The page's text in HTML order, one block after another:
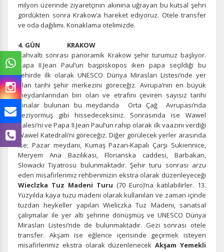
milyon üzerinde ziyaretçinin akınına uğrayan bu kutsal şehri
gördükten sonra Krakow’a hareket ediyoruz. Otele transfer
ve oda dağılımı. Konaklama otelimizde.
4. GÜN KRAKOW
Kahvaltı sonrası panoramik Krakow şehir turumuz başlıyor.
Papa II.Jean Paul’un başpiskopos iken papa seçildiği bu
şehirde ilk olarak UNESCO Dünya Mirasları Listesi’nde yer
alan tarihi şehir merkezini göreceğiz. Avrupa’nın en büyük
meydanlarından biri olan ve etrafını çeviren sayısız tarihi
binalar bulunan bu meydanda Orta Çağ Avrupası’nda
geziyormuş gibi hissedeceksiniz. Sonrasında ise Wawel
Kalesi’ni ve Papa II.Jean Paul’un rahip olarak ilk vaazını verdiği
Wawel Katedrali’ni göreceğiz. Diğer görülecek yerler arasında
ise; Pazar meydanı, Kumaş Pazarı-Kapalı Çarşı Sukiennice,
Meryem Ana Bazilikası, Florianska caddesi, Barbakan,
Slowacki Tiyatrosu bulunmaktadır. Şehir turu sonrası arzu
eden misafirlerimiz rehberimizin ekstra olarak düzenleyeceği
Wieclzka Tuz Madeni Turu (70 Euro)’na katılabilirler. 13.
Yüzyılda kaya tuzu madeni olarak kullanılan ve zaman içinde
tuzdan heykeller yapılan Wieliczka Tuz Madeni, sanatsal
çalışmalar ile yer altı şehrine dönüşmüş ve UNESCO Dünya
Mirasları Listesi’nde de bulunmaktadır. Gezi sonrası otele
transfer. Akşam ise eğlence içerisinde geçirmek isteyen
misafirlerimiz ekstra olarak düzenlenecekAkşam Yemekli